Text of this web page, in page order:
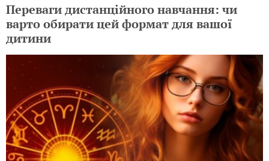
Переваги дистанційного навчання: чи
варто обирати цей формат для вашої
дитини